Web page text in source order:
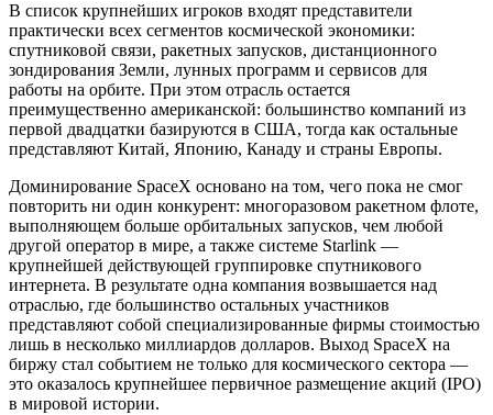
В список крупнейших игроков входят представители
практически всех сегментов космической экономики:
спутниковой связи, ракетных запусков, дистанционного
зондирования Земли, лунных программ и сервисов для
работы на орбите. При этом отрасль остается
преимущественно американской: большинство компаний из
первой двадцатки базируются в США, тогда как остальные
представляют Китай, Японию, Канаду и страны Европы.
Доминирование SpaceX основано на том, чего пока не смог
повторить ни один конкурент: многоразовом ракетном флоте,
выполняющем больше орбитальных запусков, чем любой
другой оператор в мире, а также системе Starlink —
крупнейшей действующей группировке спутникового
интернета. В результате одна компания возвышается над
отраслью, где большинство остальных участников
представляют собой специализированные фирмы стоимостью
лишь в несколько миллиардов долларов. Выход SpaceX на
биржу стал событием не только для космического сектора —
это оказалось крупнейшее первичное размещение акций (IPO)
в мировой истории.